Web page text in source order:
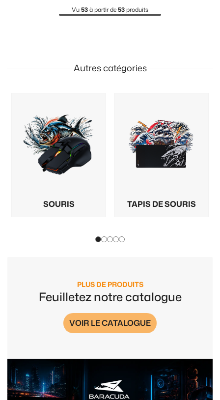
Vu53à partir de53 produits
Autres catégories
SOURIS TAPIS DE SOURIS
PLUS DE PRODUITS
Feuilletez notre catalogue
VOIR LE CATALOGUE